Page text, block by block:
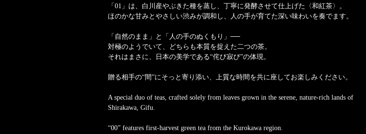
「01」は、白川産やぶきた種を蒸し、丁寧に発酵させて仕上げた〈和紅茶〉。
ほのかな甘みとやさしい渋みが調和し、人の手が育てた深い味わいを奏でます。
「自然のまま」と「人の手のぬくもり」──
対極のようでいて、どちらも本質を捉えた二つの茶。
それはまさに、日本の美学である“侘び寂び”の体現。
贈る相手の“間”にそっと寄り添い、上質な時間を共に座してお楽しみください。
A special duo of teas, crafted solely from leaves grown in the serene, nature-rich lands of
Shirakawa, Gifu.
“00” features first-harvest green tea from the Kurokawa region.